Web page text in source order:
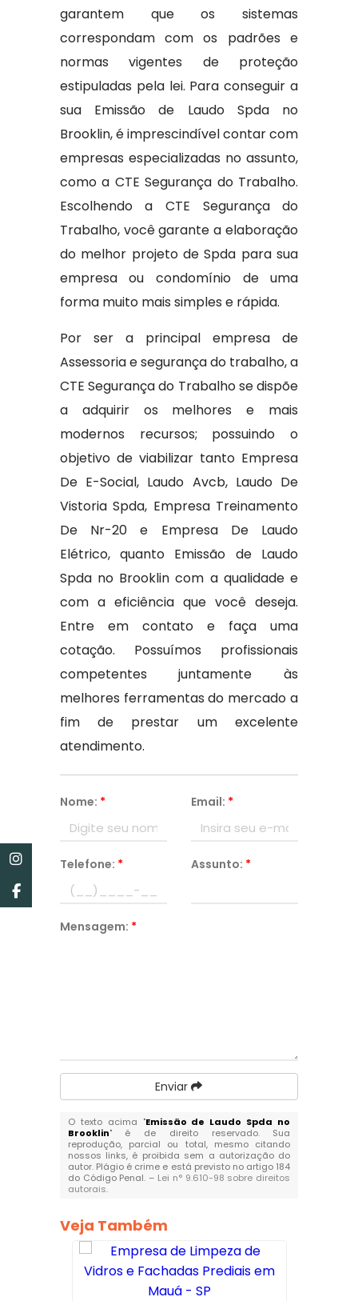
garantem que os sistemas
correspondam com os padrões e
normas vigentes de proteção
estipuladas pela lei. Para conseguir a
sua Emissão de Laudo Spda no
Brooklin, é imprescindível contar com
empresas especializadas no assunto,
como a CTE Segurança do Trabalho.
Escolhendo a CTE Segurança do
Trabalho, você garante a elaboração
do melhor projeto de Spda para sua
empresa ou condomínio de uma
forma muito mais simples e rápida.
Por ser a principal empresa de
Assessoria e segurança do trabalho, a
CTE Segurança do Trabalho se dispõe
a adquirir os melhores e mais
modernos recursos; possuindo o
objetivo de viabilizar tanto Empresa
De E-Social, Laudo Avcb, Laudo De
Vistoria Spda, Empresa Treinamento
De Nr-20 e Empresa De Laudo
Elétrico, quanto Emissão de Laudo
Spda no Brooklin com a qualidade e
com a eficiência que você deseja.
Entre em contato e faça uma
cotação. Possuímos profissionais
competentes juntamente às
melhores ferramentas do mercado a
fim de prestar um excelente
atendimento.
Nome: * Email: *
Telefone: * Assunto: *
Mensagem: *
Enviar
O texto acima "Emissão de Laudo Spda no
Brooklin" é de direito reservado. Sua
reprodução, parcial ou total, mesmo citando
nossos links, é proibida sem a autorização do
autor. Plágio é crime e está previsto no artigo 184
do Código Penal. – Lei n° 9.610-98 sobre direitos
autorais.
Veja Também